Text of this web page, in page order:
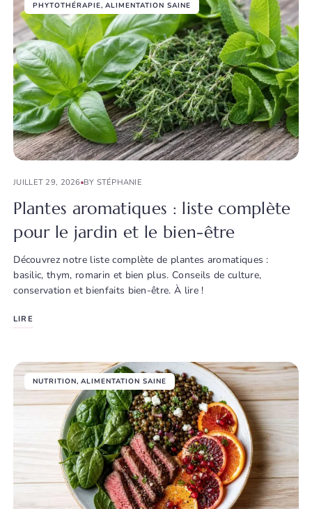
PHYTOTHÉRAPIE,ALIMENTATION SAINE
JUILLET 29, 2026 BY STÉPHANIE
Plantes aromatiques : liste complète
pour le jardin et le bien-être
Découvrez notre liste complète de plantes aromatiques :
basilic, thym, romarin et bien plus. Conseils de culture,
conservation et bienfaits bien-être. À lire !
LIRE
NUTRITION,ALIMENTATION SAINE